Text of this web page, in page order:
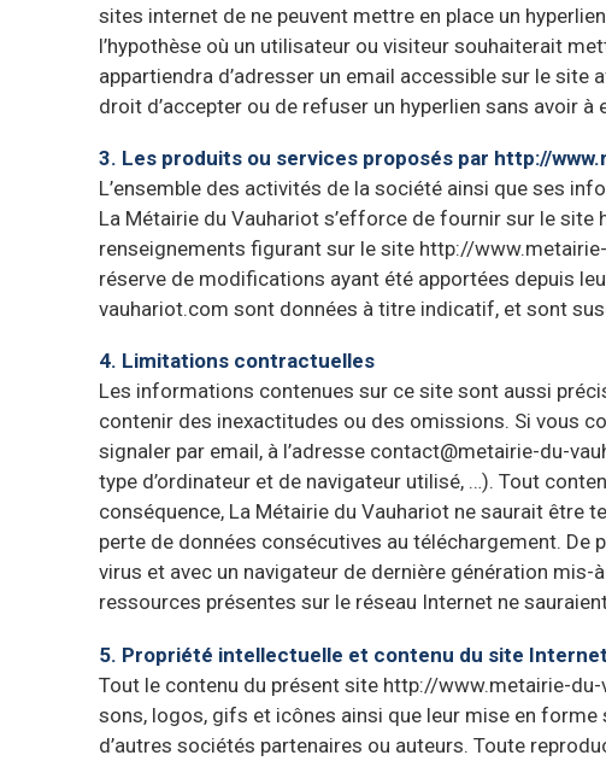
sites internet de ne peuvent mettre en place un
l’hypothèse où un utilisateur ou visiteur souhaiterait
appartiendra d’adresser un email accessible sur le site
droit d’accepter ou de refuser un hyperlien sans avoir
3. Les produits ou services proposés par http://
L’ensemble des activités de la société ainsi que ses
La Métairie du Vauhariot s’efforce de fournir sur le
renseignements figurant sur le site http://
réserve de modifications ayant été apportées depuis
vauhariot.com sont données à titre indicatif, et sont
4. Limitations contractuelles
Les informations contenues sur ce site sont aussi
contenir des inexactitudes ou des omissions. Si vous
signaler par email, à l’adresse contact@metairie-du-
type d’ordinateur et de navigateur utilisé, …). Tout
conséquence, La Métairie du Vauhariot ne saurait être
perte de données consécutives au téléchargement. De
virus et avec un navigateur de dernière génération
ressources présentes sur le réseau Internet ne
5. Propriété intellectuelle et contenu du site Internet
Tout le contenu du présent site http://www.metairie-
sons, logos, gifs et icônes ainsi que leur mise en
d’autres sociétés partenaires ou auteurs. Toute